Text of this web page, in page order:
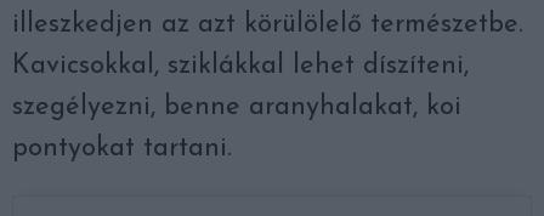
illeszkedjen az azt körülölelő természetbe.
Kavicsokkal, sziklákkal lehet díszíteni,
szegélyezni, benne aranyhalakat, koi
pontyokat tartani.